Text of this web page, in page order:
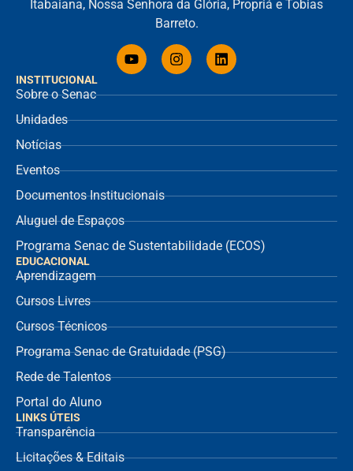
INSTITUCIONAL
Sobre o Senac
Unidades
Notícias
Eventos
Documentos Institucionais
Aluguel de Espaços
Programa Senac de Sustentabilidade (ECOS)
EDUCACIONAL
Aprendizagem
Cursos Livres
Cursos Técnicos
Programa Senac de Gratuidade (PSG)
Rede de Talentos
Portal do Aluno
Itabaiana, Nossa Senhora da Glória, Propriá e Tobias
Barreto.
LINKS ÚTEIS
Transparência
Licitações & Editais